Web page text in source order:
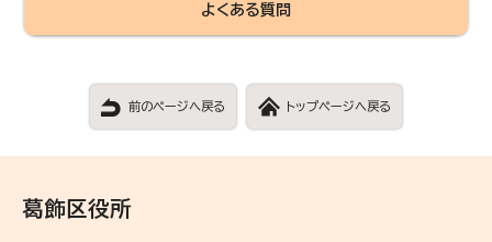
よくある質問
前のページへ戻る トップページへ戻る
葛飾区役所